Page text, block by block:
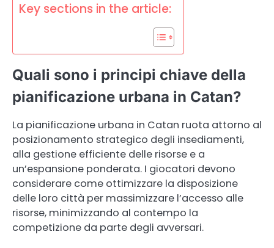
Key sections in the article:
Quali sono i principi chiave della
pianificazione urbana in Catan?
La pianificazione urbana in Catan ruota attorno al
posizionamento strategico degli insediamenti,
alla gestione efficiente delle risorse e a
un’espansione ponderata. I giocatori devono
considerare come ottimizzare la disposizione
delle loro città per massimizzare l’accesso alle
risorse, minimizzando al contempo la
competizione da parte degli avversari.